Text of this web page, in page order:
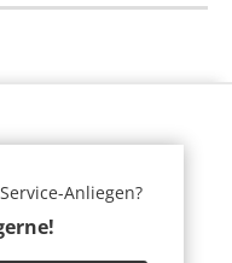
Anliegen?